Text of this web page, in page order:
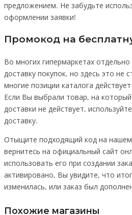
предложением. Не забудьте
оформлении заявки!
Промокод на
Во многих гипермаркетах отдельно
доставку покупок, но здесь это не
многие позиции каталога
Если Вы выбрали товар, на который
доставки не действует,
доставку.
Отыщите подходящий код на нашем
вернитесь на официальный сайт
использовать его при создании
активировано, Вы увидите, что
изменилась, или заказ был
Похожие магазины